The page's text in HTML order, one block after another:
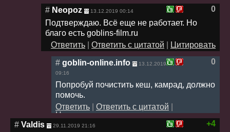
0
# Neopoz 13.12.2019 00:14
Подтверждаю. Всё еще не работает. Но
благо есть goblins-film.ru
Ответить
Ответить с цитатой
Цитировать
0
# goblin-online.info
13.12.2019
09:16
Попробуй почистить кеш, камрад, должно
помочь.
Ответить
Ответить с цитатой
Цитировать
+4
# Valdis 29.11.2019 21:16